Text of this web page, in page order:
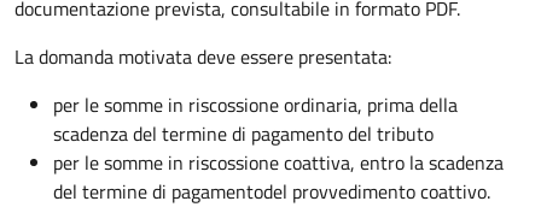
documentazione prevista, consultabile in formato PDF.
La domanda motivata deve essere presentata:
per le somme in riscossione ordinaria, prima della
scadenza del termine di pagamento del tributo
per le somme in riscossione coattiva, entro la scadenza
del termine di pagamentodel provvedimento coattivo.